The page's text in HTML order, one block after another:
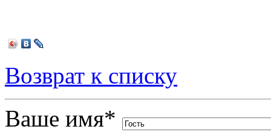
Возврат к списку
Ваше имя*